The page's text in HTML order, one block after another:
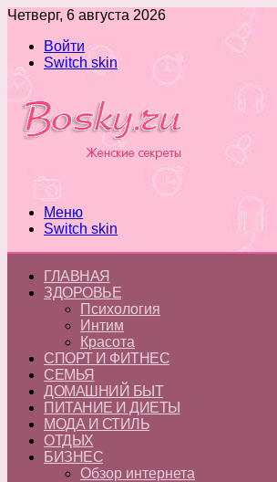
Четверг, 6 августа 2026
Войти
Switch skin
Меню
Switch skin
ГЛАВНАЯ
ЗДОРОВЬЕ
Психология
Интим
Красота
СПОРТ И ФИТНЕС
СЕМЬЯ
ДОМАШНИЙ БЫТ
ПИТАНИЕ И ДИЕТЫ
МОДА И СТИЛЬ
ОТДЫХ
БИЗНЕС
Обзор интернета